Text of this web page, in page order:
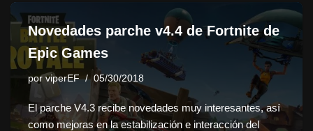
Novedades parche v4.4 de Fortnite de
Epic Games
por viperEF 05/30/2018
El parche V4.3 recibe novedades muy interesantes, así
como mejoras en la estabilización e interacción del